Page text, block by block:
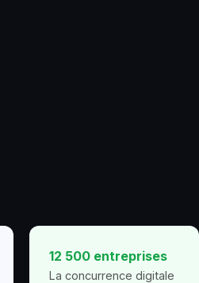
12 500 entreprises
La concurrence digitale